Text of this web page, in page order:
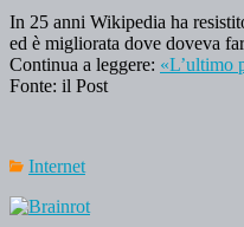
In 25 anni Wikipedia ha
ed è migliorata dove doveva
Continua a leggere: «L’ultimo
Fonte: il Post
Internet